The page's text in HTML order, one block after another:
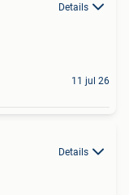
Details
11 jul 26
Details